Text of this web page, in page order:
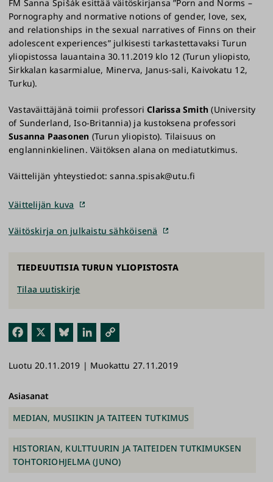
Fac
ok
Blu
y
Link
n
link
FM Sanna Spišák esittää väitöskirjansa ”Porn and Norms –
Pornography and normative notions of gender, love, sex,
and relationships in the sexual narratives of Finns on their
adolescent experiences” julkisesti tarkastettavaksi Turun
yliopistossa lauantaina 30.11.2019 klo 12 (Turun yliopisto,
Sirkkalan kasarmialue, Minerva, Janus-sali, Kaivokatu 12,
Turku).
Vastaväittäjänä toimii professoriClarissa Smith (University
of Sunderland, Iso-Britannia) ja kustoksena professori
Susanna Paasonen (Turun yliopisto). Tilaisuus on
englanninkielinen. Väitöksen alana on mediatutkimus.
Väittelijän yhteystiedot: sanna.spisak@utu.fi
Väittelijän kuva
Väitöskirja on julkaistu sähköisenä
TIEDEUUTISIA TURUN YLIOPISTOSTA
Tilaa uutiskirje
Luotu 20.11.2019 | Muokattu 27.11.2019
Asiasanat
MEDIAN, MUSIIKIN JA TAITEEN TUTKIMUS
HISTORIAN, KULTTUURIN JA TAITEIDEN TUTKIMUKSEN
TOHTORIOHJELMA (JUNO)